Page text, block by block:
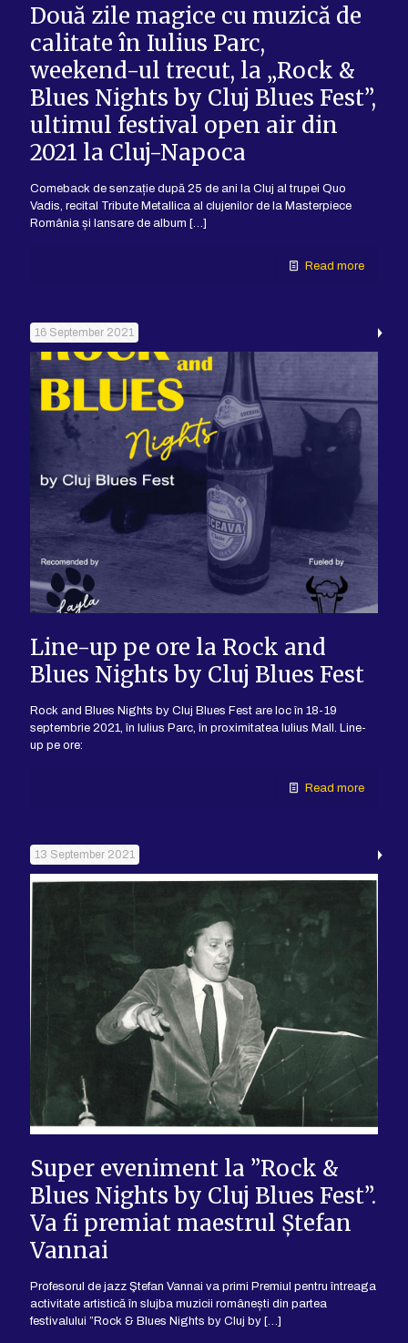
Două zile magice cu muzică de
calitate în Iulius Parc,
weekend-ul trecut, la „Rock &
Blues Nights by Cluj Blues Fest”,
ultimul festival open air din
2021 la Cluj-Napoca
Comeback de senzație după 25 de ani la Cluj al trupei Quo
Vadis, recital Tribute Metallica al clujenilor de la Masterpiece
România și lansare de album […]
Read more
16 September 2021
Line-up pe ore la Rock and
Blues Nights by Cluj Blues Fest
Rock and Blues Nights by Cluj Blues Fest are loc în 18-19
septembrie 2021, în Iulius Parc, în proximitatea Iulius Mall. Line-
up pe ore:
Read more
13 September 2021
Super eveniment la ”Rock &
Blues Nights by Cluj Blues Fest”.
Va fi premiat maestrul Ștefan
Vannai
Profesorul de jazz Ştefan Vannai va primi Premiul pentru întreaga
activitate artistică în slujba muzicii românești din partea
festivalului ”Rock & Blues Nights by Cluj by […]